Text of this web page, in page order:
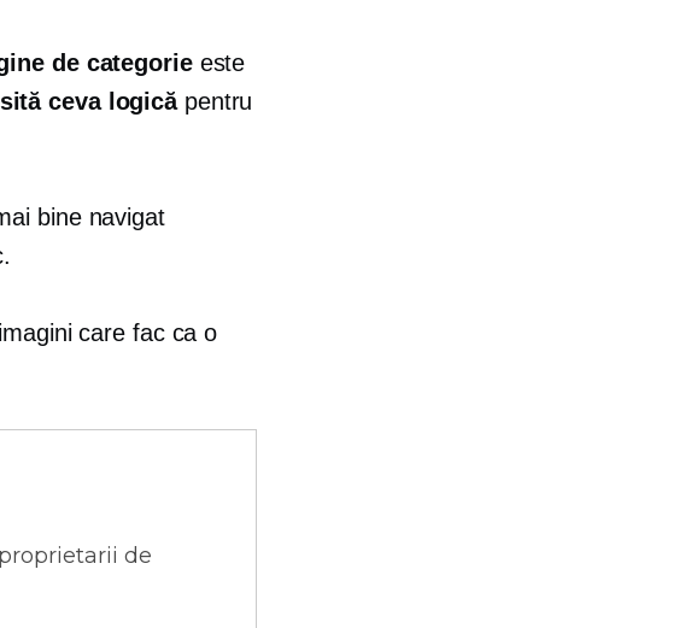
de categorieeste
ceva logicăpentru
bine navigat
care fac ca o
de